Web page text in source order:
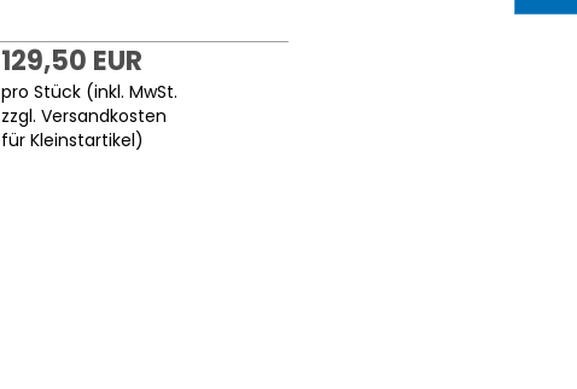
129,50 EUR
pro Stück (inkl. MwSt.
zzgl.Versandkosten
für Kleinstartikel)